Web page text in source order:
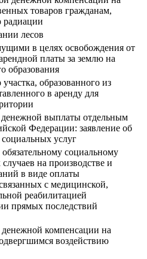
товаров гражданам,
радиации
лесов
в целях освобождения от
платы за землю на
образования
образованного из
в аренду для
денежной выплаты отдельным
Федерации: заявление об
социальных услуг
социальному
на производстве и
в виде оплаты
с медицинской,
реабилитацией
прямых последствий
компенсации на
воздействию